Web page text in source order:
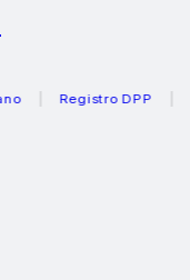
Registro DPP